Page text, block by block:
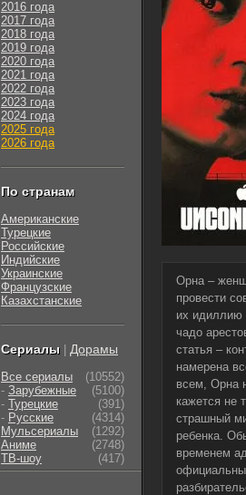
Орна –
провести
их идиллию
чадо
статья –
намерена
всем, Орна
кажется не
страшный
ребенка.
временем
2016 года
2017 года
2018 года
2019 года
2020 года
2021 года
2022 года
2023 года
2024 года
2025 года
2026 года
По странам
Американские
Турецкие
Российские
Индийские
Украинские
Французские
Казахстанские
Сериалы Дорамы
Все сериалы
(10552)
- Зарубежные
(5100)
- Турецкие
(391)
- Русские
(4314)
Мульсериалы
(1292)
Аниме
(2748)
ТВ-шоу
(417)